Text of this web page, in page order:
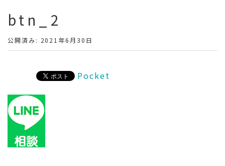
btn_2
公開済み: 2021年6月30日
Pocket